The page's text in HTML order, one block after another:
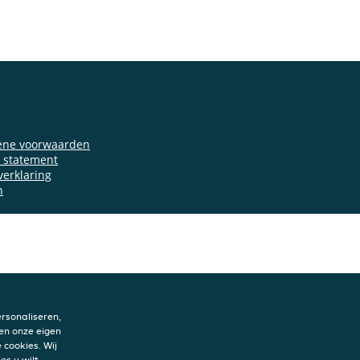
voorwaarden
statement
onze eigen
Wij